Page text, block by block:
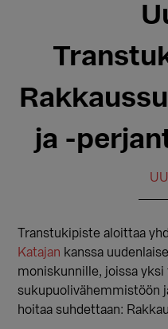
ja -
Transtukipiste aloittaa
Katajan kanssa
moniskunnille, joissa
sukupuolivähemmistöön
hoitaa suhdettaan: